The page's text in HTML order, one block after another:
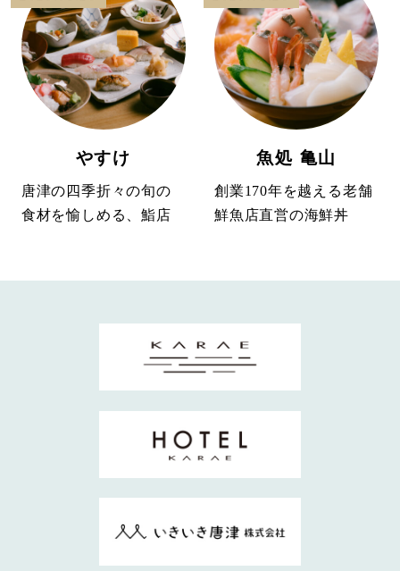
やすけ
唐津の四季折々の旬の
食材を愉しめる、鮨店
魚処 亀山
創業170年を越える老舗
鮮魚店直営の海鮮丼